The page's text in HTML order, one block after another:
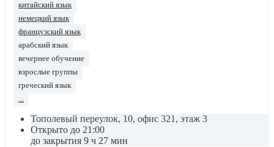
китайский язык
немецкий язык
французский язык
арабский язык
вечернее обучение
взрослые группы
греческий язык
...
Тополевый переулок, 10, офис 321, этаж 3
Открыто до 21:00
до закрытия 9 ч 27 мин